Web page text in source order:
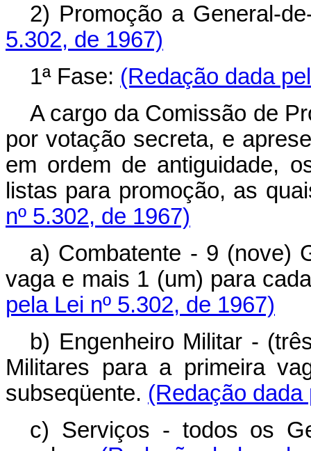
2) Promoção a General-
5.302, de 1967)
1ª Fase: (Redação dada
A cargo da Comissão de
por votação secreta, e
em ordem de antiguidade,
listas para promoção, as
nº 5.302, de 1967)
a) Combatente - 9 (nove)
vaga e mais 1 (um) para
pela Lei nº 5.302, de 1967)
b) Engenheiro Militar -
Militares para a primeira
subseqüente. (Redação dada
c) Serviços - todos os